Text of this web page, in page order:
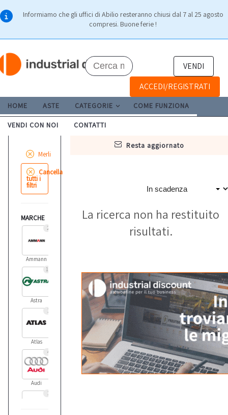
Informiamo che gli uffici di Abilio resteranno chiusi dal 7 al 25 agosto
compresi. Buone ferie !
VENDI
ACCEDI/REGISTRATI
HOME ASTE CATEGORIE COME FUNZIONA
VENDI CON NOI CONTATTI
resta aggiornato
Merli
Cancella
tutti i
filtri
MARCHE
2
Ammann
11
Astra
1
Atlas
4
Audi
1
La ricerca non ha restituito
risultati.